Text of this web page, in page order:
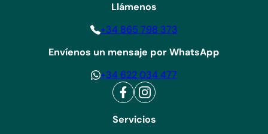
Servicios
Llámenos
+34 865 798 373
Envíenos un mensaje por WhatsApp
+34 622 034 477